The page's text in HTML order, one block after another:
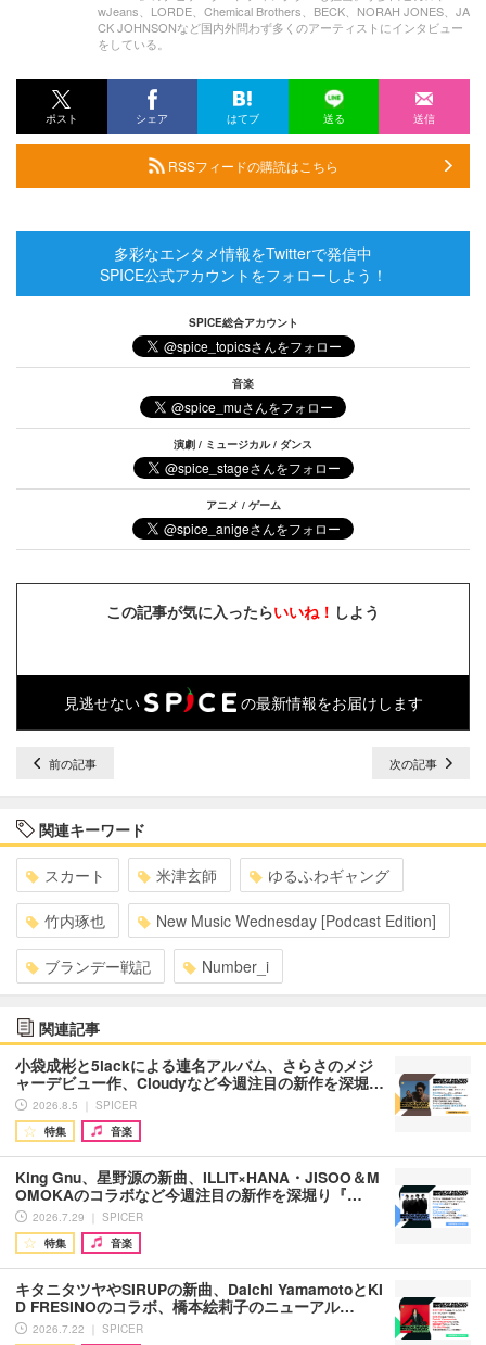
wJeans、LORDE、Chemical Brothers、BECK、NORAH JONES、JA
CK JOHNSONなど国内外問わず多くのアーティストにインタビュー
をしている。
ポスト シェア はてブ 送る 送信
RSSフィードの購読はこちら
多彩なエンタメ情報をTwitterで発信中
SPICE公式アカウントをフォローしよう！
SPICE総合アカウント
音楽
演劇 / ミュージカル / ダンス
アニメ / ゲーム
この記事が気に入ったらいいね！ しよう
見逃せない の最新情報をお届けします
前の記事 次の記事
関連キーワード
スカート 米津玄師 ゆるふわギャング
竹内琢也 New Music Wednesday [Podcast Edition]
ブランデー戦記 Number_i
関連記事
小袋成彬と5lackによる連名アルバム、さらさのメジ
ャーデビュー作、Cloudyなど今週注目の新作を深堀…
2026.8.5 ｜ SPICER
特集
音楽
King Gnu、星野源の新曲、ILLIT×HANA・JISOO＆M
OMOKAのコラボなど今週注目の新作を深堀り『…
2026.7.29 ｜ SPICER
特集
音楽
キタニタツヤやSIRUPの新曲、Daichi YamamotoとKI
D FRESINOのコラボ、橋本絵莉子のニューアル…
2026.7.22 ｜ SPICER